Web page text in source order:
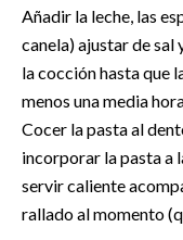
Añadir la leche, las
canela) ajustar de
la cocción hasta que
menos una media
Cocer la pasta al
incorporar la pasta a
servir caliente
rallado al momento